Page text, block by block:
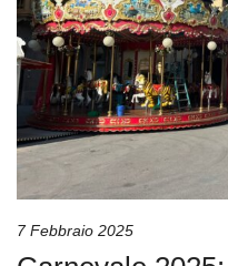
7 Febbraio 2025